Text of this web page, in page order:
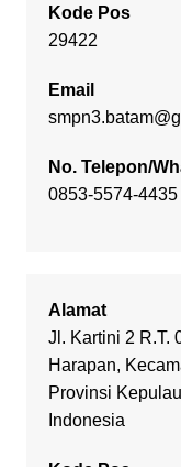
Kode Pos
29422
Email
No. Telepon/
0853-5574-4435
Alamat
Jl. Kartini 2 R.T.
Harapan,
Provinsi
Indonesia